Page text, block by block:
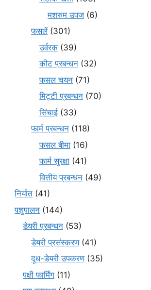
मशरुम उपज (6)
फसलें(301)
उर्वरक (39)
कीट प्रबन्धन (32)
फसल चयन (71)
मि‌ट्टी प्रबन्धन (70)
सिंचाई (33)
फार्म प्रबन्धन (118)
फसल बीमा (16)
फार्म सुरक्षा (41)
वित्तीय प्रबन्धन (49)
निर्यात (41)
पशुपालन (144)
डेयरी प्रबन्धन (53)
डेयरी प्रसंस्करण(41)
दूध-डेयरी उपकरण(35)
पक्षी फार्मिंग (11)